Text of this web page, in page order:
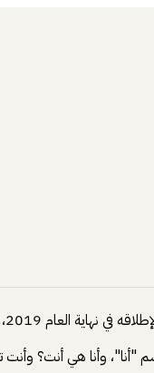
لخبرتهم الكبيرة في هذا المجال التي تشكلت بفضل خمسات ومستقل.
وأنا هي أنت؟ وأنت